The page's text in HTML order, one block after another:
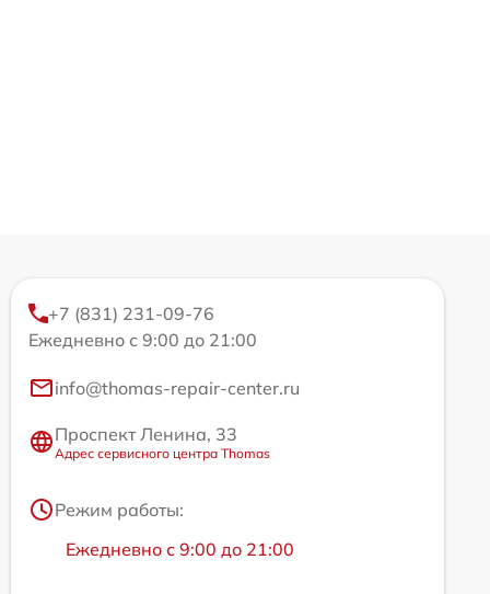
+7 (831) 231-09-76
Ежедневно с 9:00 до 21:00
info@thomas-repair-center.ru
Проспект Ленина, 33
Адрес сервисного центра Thomas
Режим работы:
Ежедневно с 9:00 до 21:00